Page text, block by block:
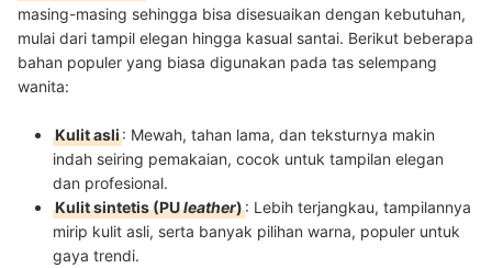
masing-masing sehingga bisa disesuaikan dengan kebutuhan,
mulai dari tampil elegan hingga kasual santai. Berikut beberapa
bahan populer yang biasa digunakan pada tas selempang
wanita:
Kulit asli: Mewah, tahan lama, dan teksturnya makin
indah seiring pemakaian, cocok untuk tampilan elegan
dan profesional.
Kulit sintetis (PUleather): Lebih terjangkau, tampilannya
mirip kulit asli, serta banyak pilihan warna, populer untuk
gaya trendi.